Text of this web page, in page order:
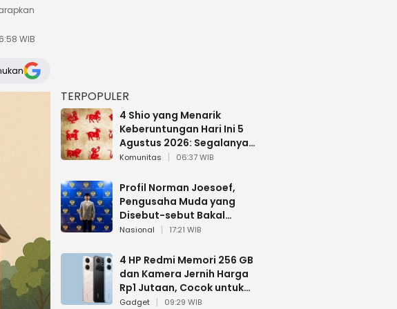
WIB
TERPOPULER
4 Shio yang Menarik
Keberuntungan Hari Ini 5
Agustus 2026: Segalanya
Berjalan Lancar
Komunitas 06:37 WIB
Profil Norman Joesoef,
Pengusaha Muda yang
Disebut-sebut Bakal
Dilantik Jadi Wamenhan RI
Nasional 17:21 WIB
4 HP Redmi Memori 256 GB
dan Kamera Jernih Harga
Rp1 Jutaan, Cocok untuk
Multitasking
Gadget 09:29 WIB